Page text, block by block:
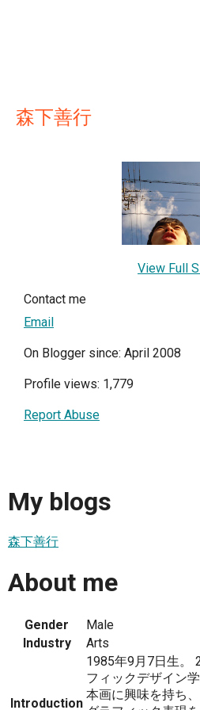
森下善行
View Full
Contact me
Email
On Blogger since: April 2008
Profile views: 1,779
Report Abuse
My blogs
森下善行
About me
Gender
Male
Industry
Arts
Introduction
1985年9月7日生。
フィックデザイン
本画に興味を持ち